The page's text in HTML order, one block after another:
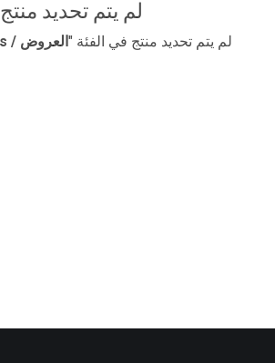
لم يتم تحديد منتج
لم يتم تحديد منتج في الفئة " ​العروض / B G Prodacts